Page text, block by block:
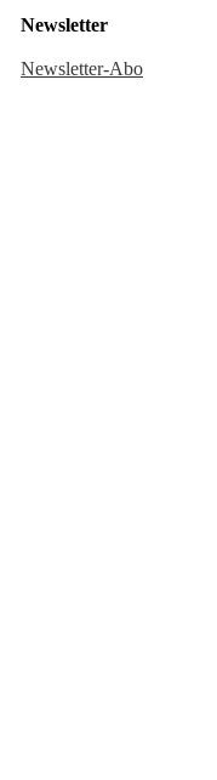
Newsletter
Newsletter-Abo